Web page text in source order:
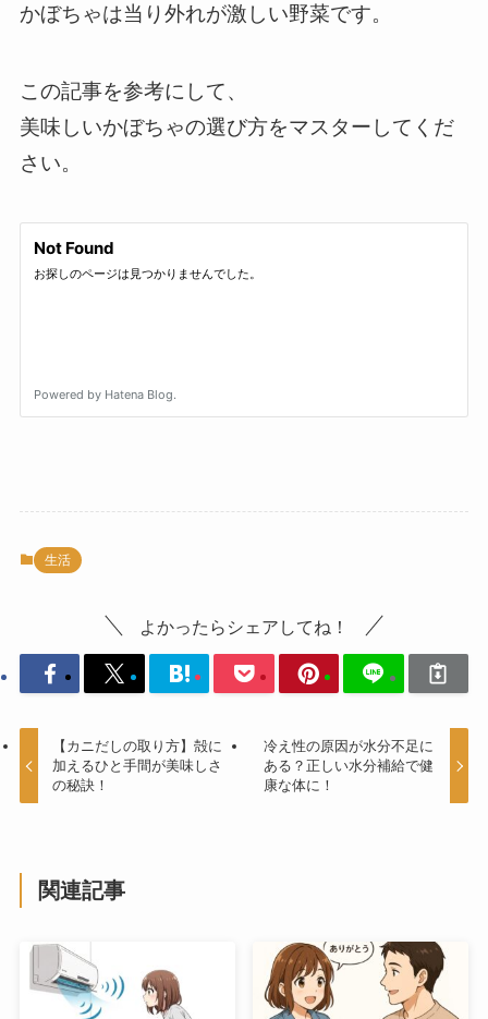
かぼちゃは当り外れが激しい野菜です。
この記事を参考にして、
美味しいかぼちゃの選び方をマスターしてくだ
さい。
生活
よかったらシェアしてね！
【カニだしの取り方】殻に
加えるひと手間が美味しさ
の秘訣！
冷え性の原因が水分不足に
ある？正しい水分補給で健
康な体に！
関連記事